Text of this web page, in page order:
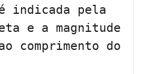
indicada pela
e a magnitude
comprimento do